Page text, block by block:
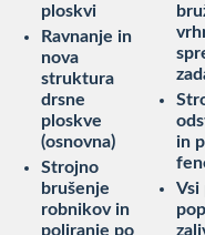
ploskvi
Ravnanje in
nova
struktura
drsne
ploskve
(osnovna)
Strojno
brušenje
robnikov in
poliranje po
in
Vsi